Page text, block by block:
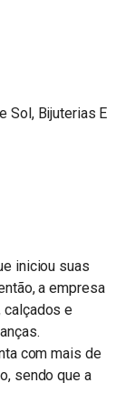
Sol, Bijuterias E
iniciou suas
a empresa
calçados e
com mais de
sendo que a